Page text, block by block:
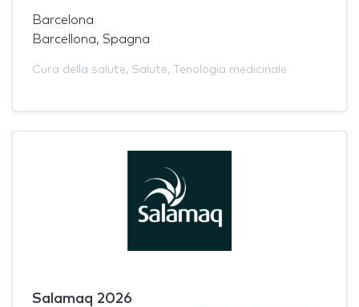
Barcelona
Barcellona, Spagna
Cura della salute, Salute, Tenologia medicinale
Salamaq 2026